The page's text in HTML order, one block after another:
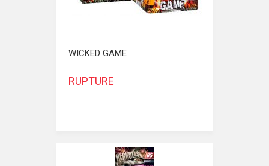
WICKED GAME
RUPTURE